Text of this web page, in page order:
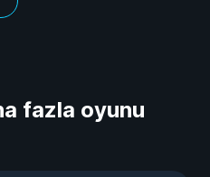
fazla oyunu